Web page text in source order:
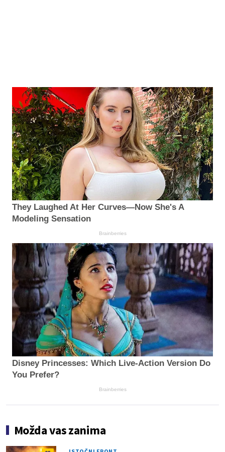
They Laughed At Her Curves—Now She's A
Modeling Sensation
Brainberries
Disney Princesses: Which Live-Action Version Do
You Prefer?
Brainberries
Možda vas zanima